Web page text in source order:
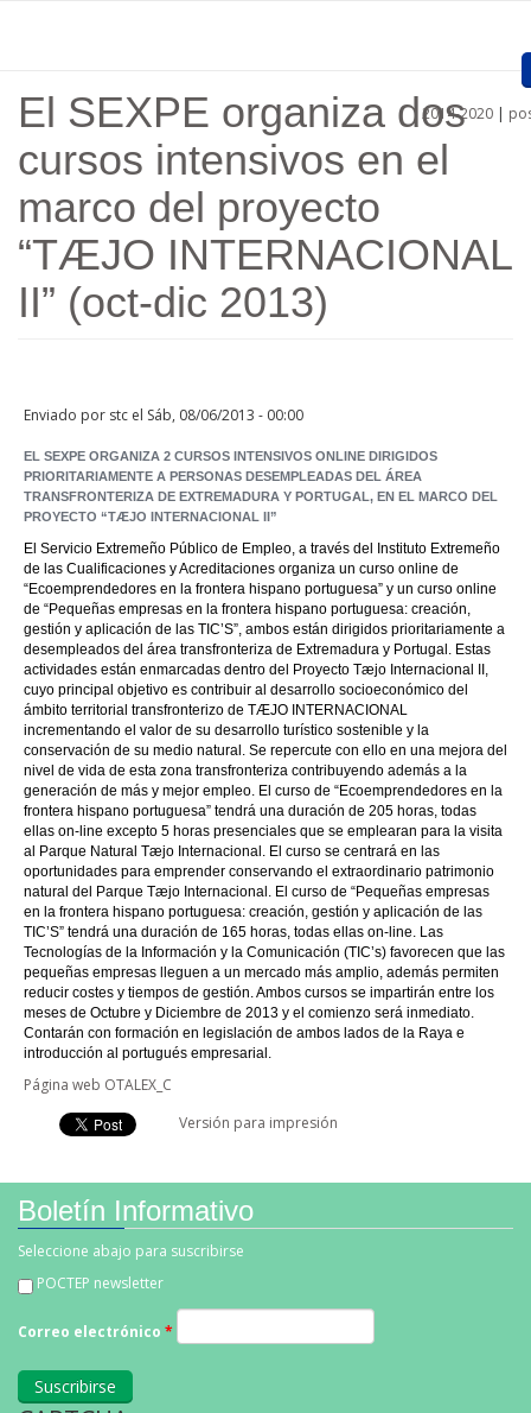
Presentación
Proyectos Aprobados
Convocatorias
Regiones
2014-2020 |
El SEXPE organiza dos
cursos intensivos en el
marco del proyecto
“TÆJO INTERNACIONAL
II” (oct-dic 2013)
Enviado por stc el Sáb, 08/06/2013 - 00:00
EL SEXPE ORGANIZA 2 CURSOS INTENSIVOS ONLINE DIRIGIDOS
PRIORITARIAMENTE A PERSONAS DESEMPLEADAS DEL ÁREA
TRANSFRONTERIZA DE EXTREMADURA Y PORTUGAL, EN EL MARCO DEL
PROYECTO “TÆJO INTERNACIONAL II”
El Servicio Extremeño Público de Empleo, a través del Instituto Extremeño
de las Cualificaciones y Acreditaciones organiza un curso online de
“Ecoemprendedores en la frontera hispano portuguesa” y un curso online
de “Pequeñas empresas en la frontera hispano portuguesa: creación,
gestión y aplicación de las TIC’S”, ambos están dirigidos prioritariamente a
desempleados del área transfronteriza de Extremadura y Portugal. Estas
actividades están enmarcadas dentro del Proyecto Tæjo Internacional II,
cuyo principal objetivo es contribuir al desarrollo socioeconómico del
ámbito territorial transfronterizo de TÆJO INTERNACIONAL
incrementando el valor de su desarrollo turístico sostenible y la
conservación de su medio natural. Se repercute con ello en una mejora del
nivel de vida de esta zona transfronteriza contribuyendo además a la
generación de más y mejor empleo. El curso de “Ecoemprendedores en la
frontera hispano portuguesa” tendrá una duración de 205 horas, todas
ellas on-line excepto 5 horas presenciales que se emplearan para la visita
al Parque Natural Tæjo Internacional. El curso se centrará en las
oportunidades para emprender conservando el extraordinario patrimonio
natural del Parque Tæjo Internacional. El curso de “Pequeñas empresas
en la frontera hispano portuguesa: creación, gestión y aplicación de las
TIC’S” tendrá una duración de 165 horas, todas ellas on-line. Las
Tecnologías de la Información y la Comunicación (TIC’s) favorecen que las
pequeñas empresas lleguen a un mercado más amplio, además permiten
reducir costes y tiempos de gestión. Ambos cursos se impartirán entre los
meses de Octubre y Diciembre de 2013 y el comienzo será inmediato.
Contarán con formación en legislación de ambos lados de la Raya e
introducción al portugués empresarial.
Página web OTALEX_C
Facebook Like
Linkedin Share Button
Versión para impresión
Boletín Informativo
Seleccione abajo para suscribirse
POCTEP newsletter
Correo electrónico *